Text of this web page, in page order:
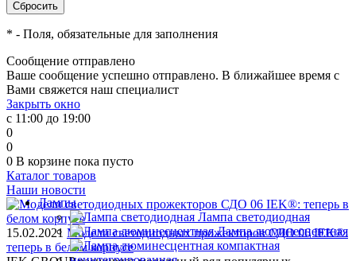
* - Поля, обязательные для заполнения
Сообщение отправлено
Ваше сообщение успешно отправлено. В ближайшее время с
Вами свяжется наш специалист
Закрыть окно
с 11:00 до 19:00
0
0
0 В корзине пока пусто
Каталог товаров
Лампы
Лампа светодиодная
Лампа люминесцентная
Наши новости
15.02.2021 Модели светодиодных прожекторов СДО 06 IEK®:
теперь в белом корпусе